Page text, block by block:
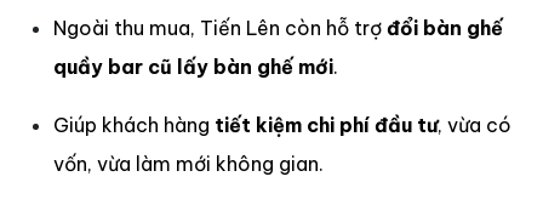
Ngoài thu mua, Tiến Lên còn hỗ trợ đổi bàn ghế
quầy bar cũ lấy bàn ghế mới.
Giúp khách hàng tiết kiệm chi phí đầu tư, vừa có
vốn, vừa làm mới không gian.